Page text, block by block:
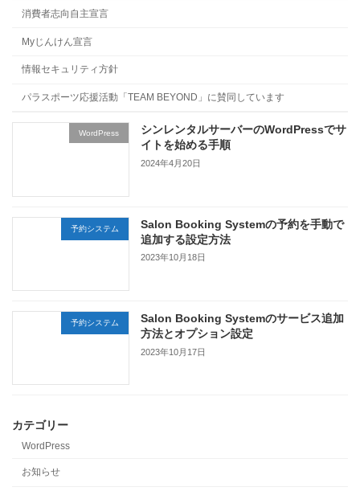
消費者志向自主宣言
Myじんけん宣言
情報セキュリティ方針
パラスポーツ応援活動「TEAM BEYOND」に賛同しています
WordPress
シンレンタルサーバーのWordPressでサ
イトを始める手順
2024年4月20日
予約システム
Salon Booking Systemの予約を手動で
追加する設定方法
2023年10月18日
予約システム
Salon Booking Systemのサービス追加
方法とオプション設定
2023年10月17日
カテゴリー
WordPress
お知らせ